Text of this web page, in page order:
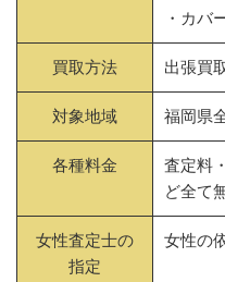
・カバ
買取方法 出張買
対象地域 福岡県
各種料金
査定料
ど全て
女性査定士の
指定
女性の